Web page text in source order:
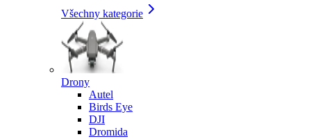
Všechny kategorie
Drony
Autel
Birds Eye
DJI
Dromida